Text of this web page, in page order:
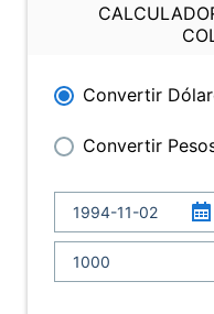
Convertir
Convertir